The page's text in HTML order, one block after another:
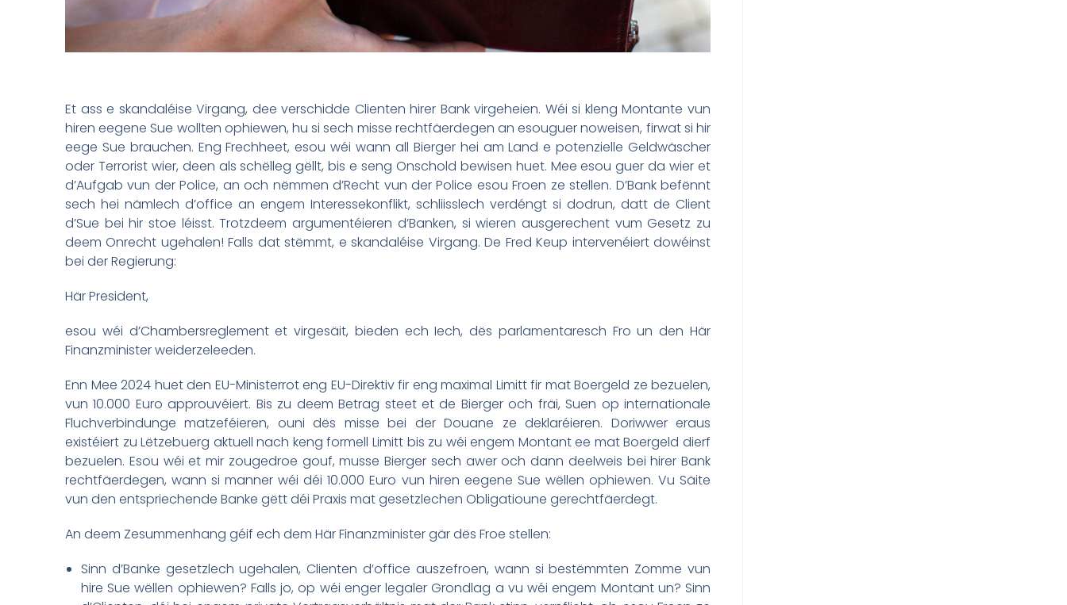
Et ass e skandaléise Virgang, dee verschidde Clienten hirer Bank virgeheien. Wéi si kleng Montante vun
hiren eegene Sue wollten ophiewen, hu si sech misse rechtfäerdegen an esouguer noweisen, firwat si hir
eege Sue brauchen. Eng Frechheet, esou wéi wann all Bierger hei am Land e potenzielle Geldwäscher
oder Terrorist wier, deen als schëlleg gëllt, bis e seng Onschold bewisen huet. Mee esou guer da wier et
d’Aufgab vun der Police, an och nëmmen d’Recht vun der Police esou Froen ze stellen. D’Bank befënnt
sech hei nämlech d’office an engem Interessekonflikt, schliisslech verdéngt si dodrun, datt de Client
d’Sue bei hir stoe léisst. Trotzdeem argumentéieren d’Banken, si wieren ausgerechent vum Gesetz zu
deem Onrecht ugehalen! Falls dat stëmmt, e skandaléise Virgang. De Fred Keup intervenéiert dowéinst
bei der Regierung:
Här President,
esou wéi d’Chambersreglement et virgesäit, bieden ech Iech, dës parlamentaresch Fro un den Här
Finanzminister weiderzeleeden.
Enn Mee 2024 huet den EU-Ministerrot eng EU-Direktiv fir eng maximal Limitt fir mat Boergeld ze bezuelen,
vun 10.000 Euro approuvéiert. Bis zu deem Betrag steet et de Bierger och fräi, Suen op internationale
Fluchverbindunge matzeféieren, ouni dës misse bei der Douane ze deklaréieren. Doriwwer eraus
existéiert zu Lëtzebuerg aktuell nach keng formell Limitt bis zu wéi engem Montant ee mat Boergeld dierf
bezuelen. Esou wéi et mir zougedroe gouf, musse Bierger sech awer och dann deelweis bei hirer Bank
rechtfäerdegen, wann si manner wéi déi 10.000 Euro vun hiren eegene Sue wëllen ophiewen. Vu Säite
vun den entspriechende Banke gëtt déi Praxis mat gesetzlechen Obligatioune gerechtfäerdegt.
An deem Zesummenhang géif ech dem Här Finanzminister gär dës Froe stellen:
Sinn d’Banke gesetzlech ugehalen, Clienten d’office auszefroen, wann si bestëmmten Zomme vun
hire Sue wëllen ophiewen? Falls jo, op wéi enger legaler Grondlag a vu wéi engem Montant un? Sinn